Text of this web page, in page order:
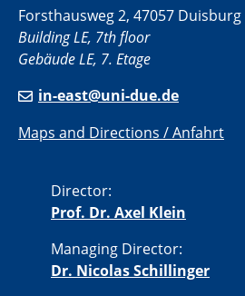
Forsthausweg 2, 47057 Duisburg
Building LE, 7th floor
Gebäude LE, 7. Etage
in-east@uni-due.de
Maps and Directions / Anfahrt
Director:
Prof. Dr. Axel Klein
Managing Director:
Dr. Nicolas Schillinger